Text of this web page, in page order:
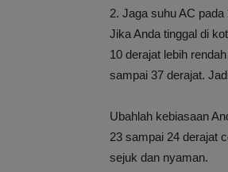
2. Jaga suhu AC
Jika Anda tinggal di
10 derajat lebih
sampai 37 derajat.
Ubahlah kebiasaan
23 sampai 24 derajat
sejuk dan nyaman.